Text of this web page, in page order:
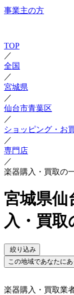
事業主の方
TOP
／
全国
／
宮城県
／
仙台市青葉区
／
ショッピング・お
／
専門店
／
楽器購入・買取の
宮城県仙
入・買取
絞り込み
この地域であなたに
楽器購入・買取業